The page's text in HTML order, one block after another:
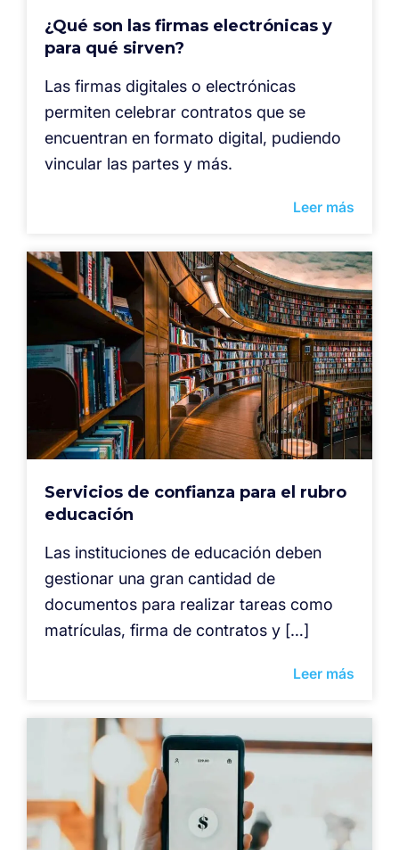
¿Qué son las firmas electrónicas y
para qué sirven?
Las firmas digitales o electrónicas
permiten celebrar contratos que se
encuentran en formato digital, pudiendo
vincular las partes y más.
Leer más
Servicios de confianza para el rubro
educación
Las instituciones de educación deben
gestionar una gran cantidad de
documentos para realizar tareas como
matrículas, firma de contratos y […]
Leer más